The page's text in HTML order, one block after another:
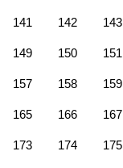
141 142 143
149 150 151
157 158 159
165 166 167
173 174 175